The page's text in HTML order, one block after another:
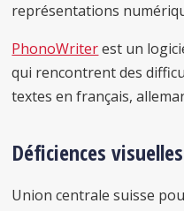
représentations
PhonoWriterest un
qui rencontrent des
textes en français,
Déficiences visuelles
Union centrale suisse